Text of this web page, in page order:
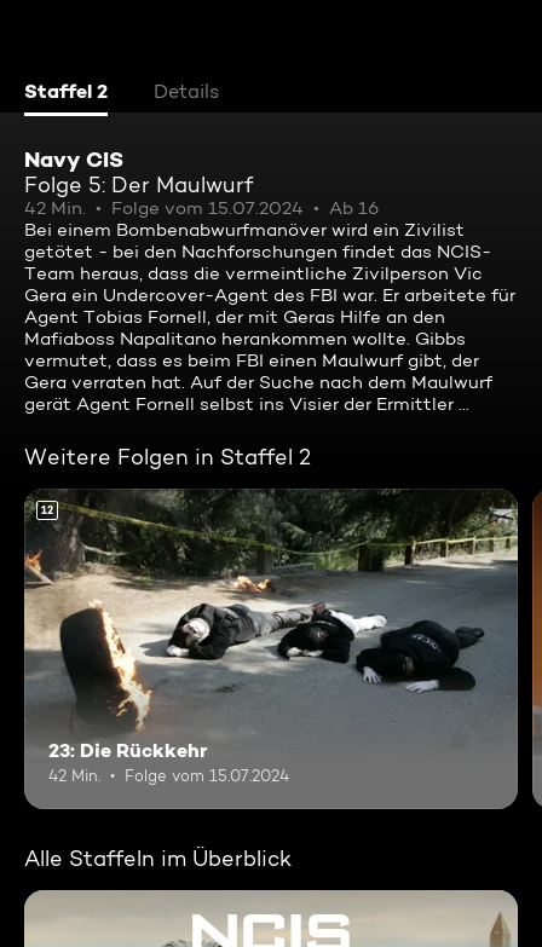
Staffel 2 Details
Navy CIS
Folge 5: Der Maulwurf
42 Min. Folge vom 15.07.2024
Ab 16
Bei einem Bombenabwurfmanöver wird ein Zivilist
getötet - bei den Nachforschungen findet das NCIS-
Team heraus, dass die vermeintliche Zivilperson Vic
Gera ein Undercover-Agent des FBI war. Er arbeitete für
Agent Tobias Fornell, der mit Geras Hilfe an den
Mafiaboss Napalitano herankommen wollte. Gibbs
vermutet, dass es beim FBI einen Maulwurf gibt, der
Gera verraten hat. Auf der Suche nach dem Maulwurf
gerät Agent Fornell selbst ins Visier der Ermittler ...
Weitere Folgen in Staffel 2
12
23: Die Rückkehr
42 Min. Folge vom 15.07.2024
Alle Staffeln im Überblick